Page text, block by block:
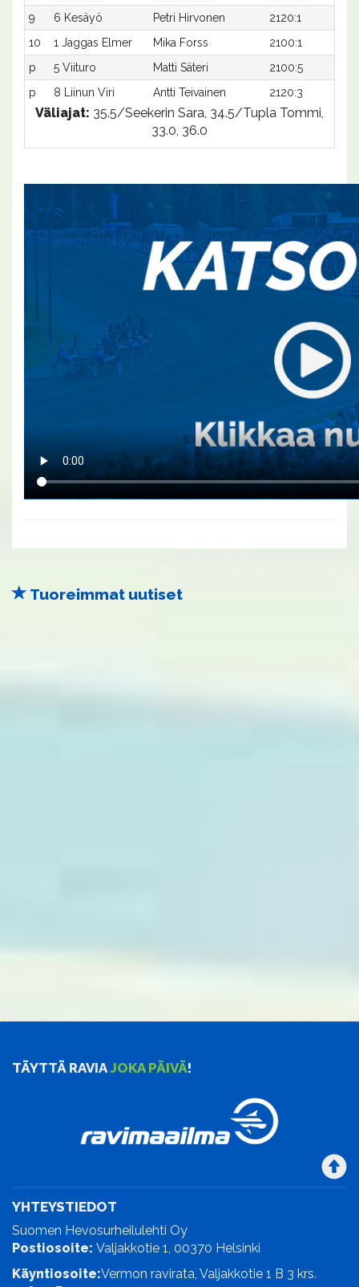
9
6 Kesäyö Petri Hirvonen 2120:1
10
1 Jaggas Elmer Mika Forss 2100:1
p
5 Viituro Matti Säteri 2100:5
p
8 Liinun Viri Antti Teivainen 2120:3
Väliajat: 35.5/Seekerin Sara, 34.5/Tupla Tommi,
33.0, 36.0
Tuoreimmat uutiset
TÄYTTÄ RAVIAJOKA PÄIVÄ!
YHTEYSTIEDOT
Suomen Hevosurheilulehti Oy
Postiosoite: Valjakkotie 1, 00370 Helsinki
Käyntiosoite:Vermon ravirata, Valjakkotie 1 B 3 krs.